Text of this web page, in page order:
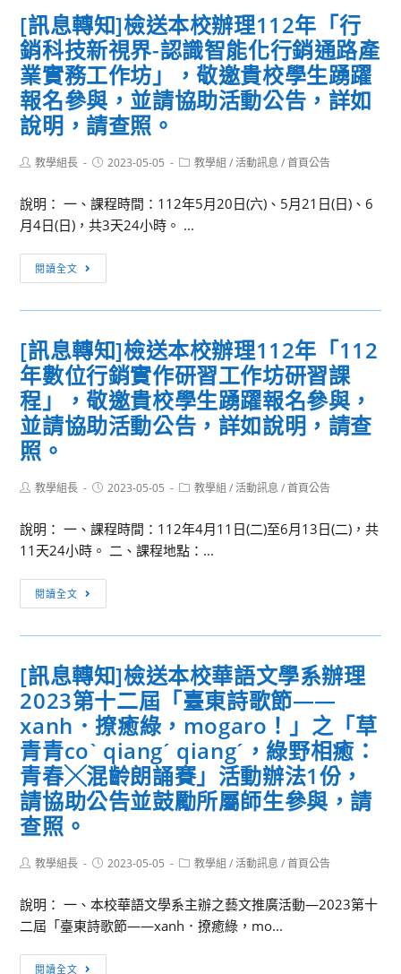
有
關
社
團
法
人
公
益
自
盟
辦
理
「112
年
基
礎
教
育
教
師
營」，
請
貴
校
踴
躍
報
與，
查
照。
[訊息轉知]檢送本校辦理112年「行
銷科技新視界-認識智能化行銷通路產
業實務工作坊」，敬邀貴校學生踴躍
報名參與，並請協助活動公告，詳如
說明，請查照。
Post教學組長
Post2023-05-05
Post教學組 / 活動訊息 / 首頁公告
說明： 一、課程時間：112年5月20日(六)、5月21日(日)、6
月4日(日)，共3天24小時。 ...
閱讀全文
息
轉
檢
送
本
校
辦
「行
銷
新
認
識
智
能
化
行
銷
產
實
務
工
[訊息轉知]檢送本校辦理112年「112
年數位行銷實作研習工作坊研習課
程」，敬邀貴校學生踴躍報名參與，
並請協助活動公告，詳如說明，請查
照。
Post教學組長
Post2023-05-05
Post教學組 / 活動訊息 / 首頁公告
說明： 一、課程時間：112年4月11日(二)至6月13日(二)，共
11天24小時。 二、課程地點：...
閱讀全文
息
轉
檢
送
本
校
辦
理
112
年
位
行
銷
[訊息轉知]檢送本校華語文學系辦理
2023第十二屆「臺東詩歌節——
xanh．撩癒綠，mogaro！」之「草
青青coˋ qiangˊ qiangˊ，綠野相癒：
青春╳混齡朗誦賽」活動辦法1份，
請協助公告並鼓勵所屬師生參與，請
查照。
Post教學組長
Post2023-05-05
Post教學組 / 活動訊息 / 首頁公告
說明： 一、本校華語文學系主辦之藝文推廣活動—2023第十
二屆「臺東詩歌節——xanh．撩癒綠，mo...
閱讀全文